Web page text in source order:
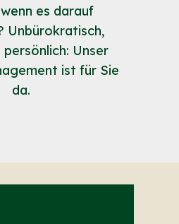
es darauf
Unbürokratisch,
persönlich: Unser
ist für Sie
da.